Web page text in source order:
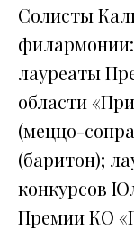
Солисты
филармонии:
лауреаты
области
(меццо-
(баритон);
конкурсов
Премии КО